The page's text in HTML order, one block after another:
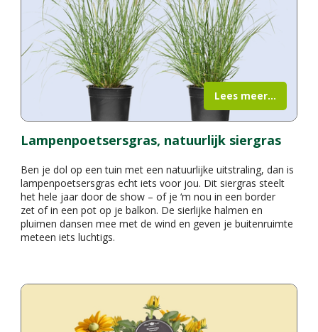
Lampenpoetsersgras, natuurlijk siergras
Ben je dol op een tuin met een natuurlijke uitstraling, dan is
lampenpoetsersgras echt iets voor jou. Dit siergras steelt
het hele jaar door de show – of je ‘m nou in een border
zet of in een pot op je balkon. De sierlijke halmen en
pluimen dansen mee met de wind en geven je buitenruimte
meteen iets luchtigs.
Lees meer...